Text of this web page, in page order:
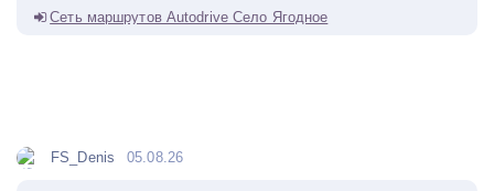
Сеть маршрутов Autodrive Село Ягодное
FS_Denis 05.08.26